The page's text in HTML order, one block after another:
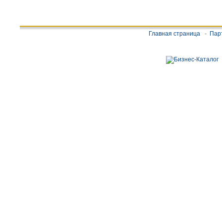
Главная страница-